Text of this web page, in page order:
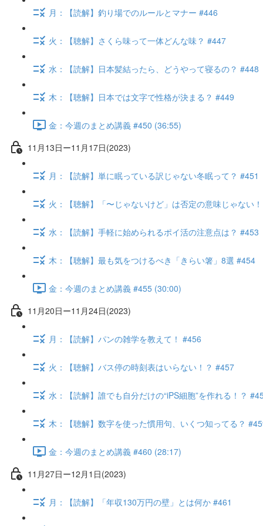
月：【読解】釣り場でのルールとマナー #446
火：【聴解】さくら味って一体どんな味？ #447
水：【読解】日本髪結ったら、どうやって寝るの？ #448
木：【聴解】日本では文字で性格が決まる？ #449
金：今週のまとめ講義 #450 (36:55)
11月13日ー11月17日(2023)
月：【読解】単に眠っている訳じゃない冬眠って？ #451
火：【聴解】「〜じゃないけど」は否定の意味じゃない
水：【読解】手軽に始められるポイ活の注意点は？ #453
木：【聴解】最も気をつけるべき「きらい箸」8選 #454
金：今週のまとめ講義 #455 (30:00)
11月20日ー11月24日(2023)
月：【読解】パンの雑学を教えて！ #456
火：【聴解】バス停の時刻表はいらない！？ #457
水：【読解】誰でも自分だけの“iPS細胞”を作れる！？
木：【聴解】数字を使った慣用句、いくつ知ってる？
金：今週のまとめ講義 #460 (28:17)
11月27日ー12月1日(2023)
月：【読解】「年収130万円の壁」とは何か #461